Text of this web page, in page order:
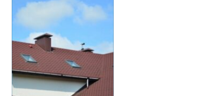
äldre fastigheter, märks
skillnaden e...